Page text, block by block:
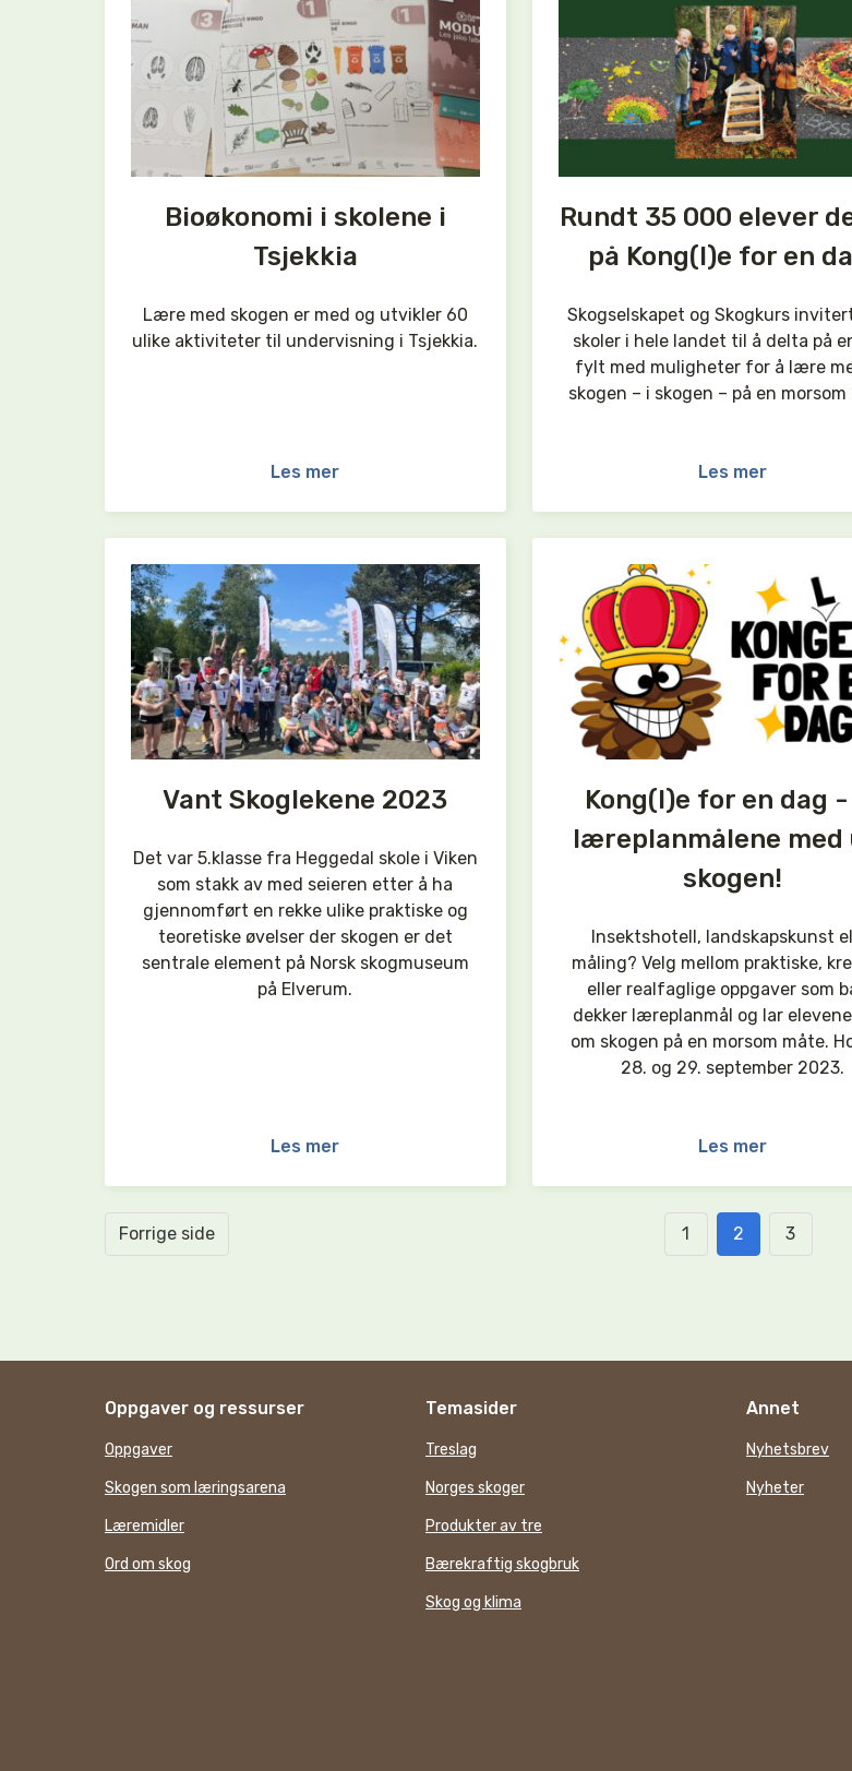
Bioøkonomi i skolene i
Tsjekkia
Lære med skogen er med og utvikler 60
ulike aktiviteter til undervisning i Tsjekkia.
Les mer
Rundt 35 000 elever
på Kong(l)e for en
Skogselskapet og Skogkurs
skoler i hele landet til å delta på
fylt med muligheter for å lære
skogen – i skogen – på en morsom
Les mer
Vant Skoglekene 2023
Det var 5.klasse fra Heggedal skole i Viken
som stakk av med seieren etter å ha
gjennomført en rekke ulike praktiske og
teoretiske øvelser der skogen er det
sentrale element på Norsk skogmuseum
på Elverum.
Les mer
Kong(l)e for en dag
læreplanmålene med
skogen!
Insektshotell, landskapskunst
måling? Velg mellom praktiske,
eller realfaglige oppgaver som
dekker læreplanmål og lar
om skogen på en morsom måte.
28. og 29. september 2023.
Les mer
Forrige side 1 2 3
Oppgaver og ressurser
Oppgaver
Skogen som læringsarena
Læremidler
Ord om skog
Temasider
Treslag
Norges skoger
Produkter av tre
Bærekraftig skogbruk
Skog og klima
Annet
Nyhetsbrev
Nyheter